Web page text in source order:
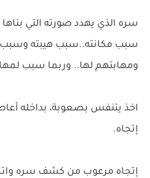
سره الذي يهدد صورته التي
سبب مكانته..سبب هيبته وسبب
ومهابتهم لها.. وربما سبب
اخذ يتنفس بصعوبة، بداخله
إتجاه.
إتجاه مرعوب من كشف سره